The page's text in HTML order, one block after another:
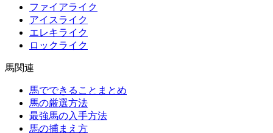
ファイアライク
アイスライク
エレキライク
ロックライク
馬関連
馬でできることまとめ
馬の厳選方法
最強馬の入手方法
馬の捕まえ方